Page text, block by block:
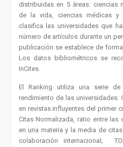
distribuidas en 5 áreas: ciencias
de la vida, ciencias médicas y
clasifica las universidades que
número de artículos durante un
publicación se establece de
Los datos bibliométricos se
InCites.
El Ranking utiliza una serie
rendimiento de las universidades:
en revistas influyentes del primer
Citas Normalizada, ratio entre
en una materia y la media de
colaboración internacional;